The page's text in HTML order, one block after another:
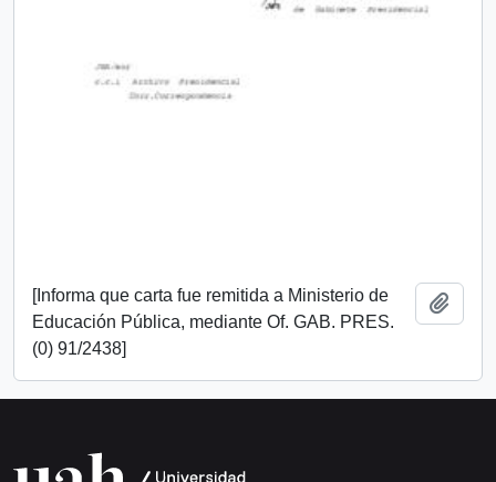
[Informa que carta fue remitida a Ministerio de
Educación Pública, mediante Of. GAB. PRES.
(0) 91/2438]